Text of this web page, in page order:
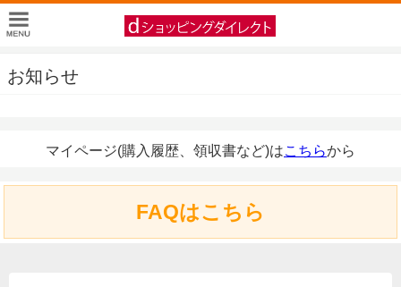
お知らせ
マイページ(購入履歴、領収書など)はこちらから
FAQはこちら